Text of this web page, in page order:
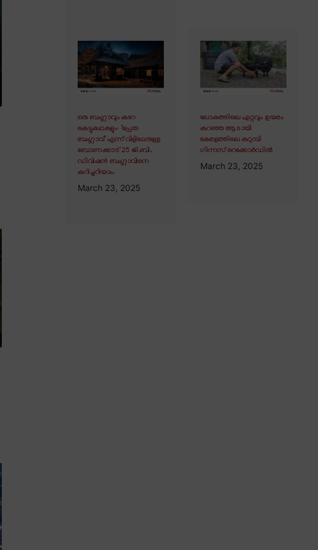
ഒരു ബംഗ്ലാവും കുറേ
കെട്ടുകഥകളും∙ ‘പ്രേത
ബംഗ്ലാവ്’ എന്ന് വിളിപ്പേരുള്ള
ബോണക്കാട് 25 ജി.ബി.
ഡിവിഷൻ ബംഗ്ലാവിനെ
കുറിച്ചറിയാം.
March 23, 2025
ലോകത്തിലെ ഏറ്റവും ഉയരം
കുറഞ്ഞ ആടായി
കേരളത്തിലെ കറുമ്പി
ഗിന്നസ് റെക്കോർഡിൽ
March 23, 2025